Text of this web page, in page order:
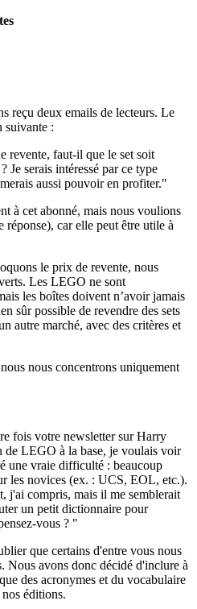
reçu deux emails de lecteurs. Le
suivante :
revente, faut-il que le set soit
Je serais intéressé par ce type
aussi pouvoir en profiter."
à cet abonné, mais nous voulions
réponse), car elle peut être utile à
le prix de revente, nous
Les LEGO ne sont
les boîtes doivent n’avoir jamais
sûr possible de revendre des sets
autre marché, avec des critères et
nous concentrons uniquement
fois votre newsletter sur Harry
de LEGO à la base, je voulais voir
une vraie difficulté : beaucoup
les novices (ex. : UCS, EOL, etc.).
j'ai compris, mais il me semblerait
un petit dictionnaire pour
vous ? "
que certains d'entre vous nous
Nous avons donc décidé d'inclure à
des acronymes et du vocabulaire
éditions.